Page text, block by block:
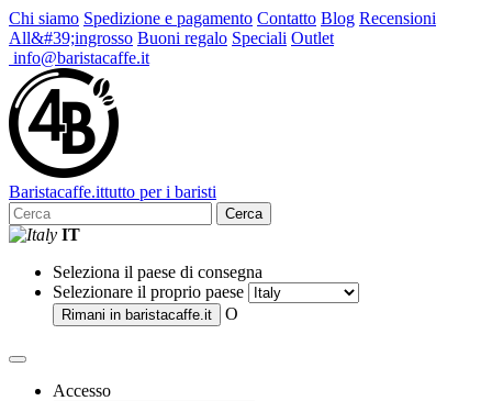
Chi siamo Spedizione e pagamento Contatto Blog Recensioni
All&#39;ingrosso Buoni regalo Speciali Outlet
info@baristacaffe.it
Baristacaffe.ittutto per i baristi
Cerca
IT
Seleziona il paese di consegna
Selezionare il proprio paese
Rimani in baristacaffe.it O
Accesso